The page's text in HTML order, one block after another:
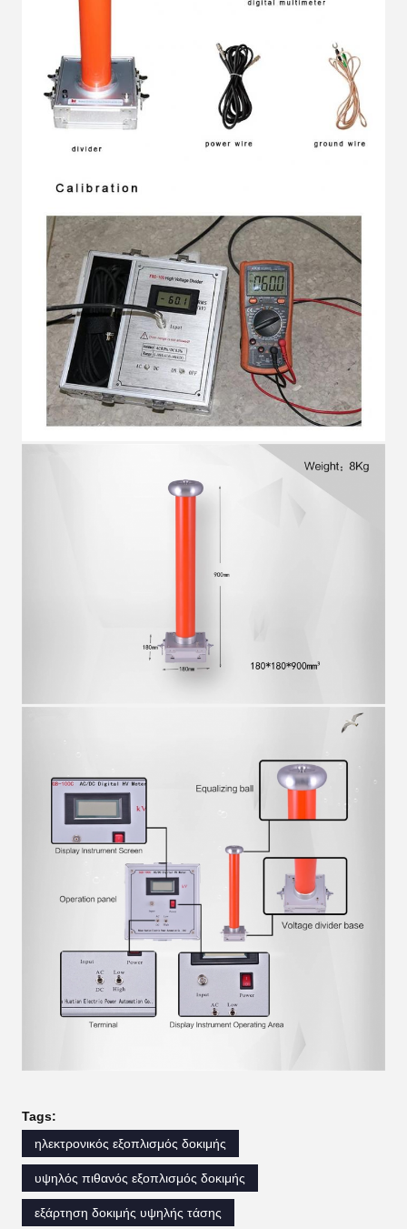
Tags:
ηλεκτρονικός εξοπλισμός δοκιμής
υψηλός πιθανός εξοπλισμός δοκιμής
εξάρτηση δοκιμής υψηλής τάσης